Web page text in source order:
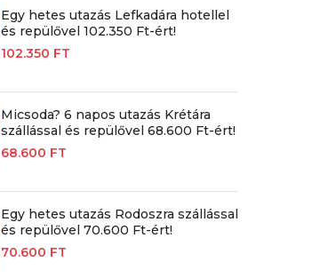
Egy hetes utazás Lefkadára hotellel
és repülővel 102.350 Ft-ért!
102.350 FT
Micsoda? 6 napos utazás Krétára
szállással és repülővel 68.600 Ft-ért!
68.600 FT
Egy hetes utazás Rodoszra szállással
és repülővel 70.600 Ft-ért!
70.600 FT